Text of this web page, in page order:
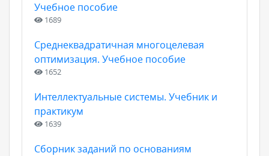
Учебное пособие
1689
Среднеквадратичная многоцелевая
оптимизация. Учебное пособие
1652
Интеллектуальные системы. Учебник и
практикум
1639
Сборник заданий по основаниям